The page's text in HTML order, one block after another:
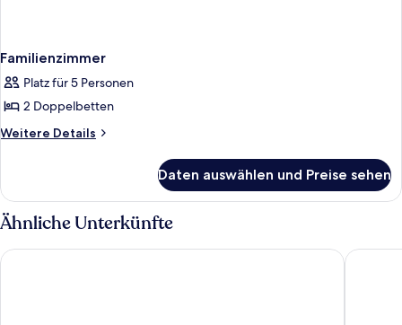
Familienzimmer
Platz für 5 Personen
2 Doppelbetten
Weitere Details
Weitere
Daten auswählen und Preise sehen
Ähnliche Unterkünfte
Swandor Hotels & Resorts - Kemer - All Inclusive Caner